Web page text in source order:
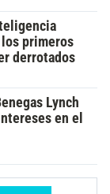
primeros
derrotados
Lynch
en el